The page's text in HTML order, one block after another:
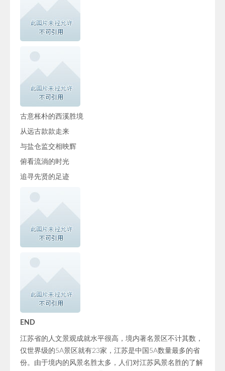
古意枨朴的西溪胜境
从远古款款走来
与盐仓监交相映辉
俯看流淌的时光
追寻先贤的足迹
END
江苏省的人文景观成就水平很高，境内著名景区不计其数，
仅世界级的5A景区就有23家，江苏是中国5A数量最多的省
份。由于境内的风景名胜太多，人们对江苏风景名胜的了解